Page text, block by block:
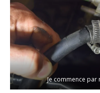
Je commence